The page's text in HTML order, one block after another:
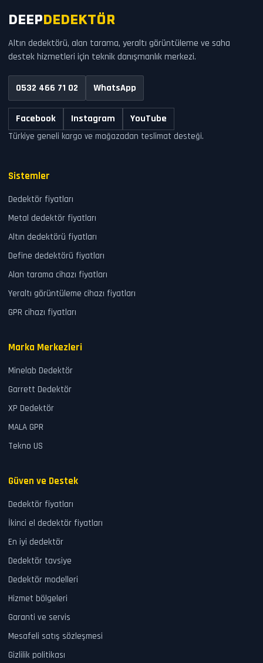
DEEP DEDEKTÖR
Altın dedektörü, alan tarama, yeraltı görüntüleme ve saha
destek hizmetleri için teknik danışmanlık merkezi.
0532 466 71 02 WhatsApp
Facebook Instagram YouTube
Türkiye geneli kargo ve mağazadan teslimat desteği.
Sistemler
Dedektör fiyatları
Metal dedektör fiyatları
Altın dedektörü fiyatları
Define dedektörü fiyatları
Alan tarama cihazı fiyatları
Yeraltı görüntüleme cihazı fiyatları
GPR cihazı fiyatları
Marka Merkezleri
Minelab Dedektör
Garrett Dedektör
XP Dedektör
MALA GPR
Tekno US
Güven ve Destek
Dedektör fiyatları
İkinci el dedektör fiyatları
En iyi dedektör
Dedektör tavsiye
Dedektör modelleri
Hizmet bölgeleri
Garanti ve servis
Mesafeli satış sözleşmesi
Gizlilik politikası